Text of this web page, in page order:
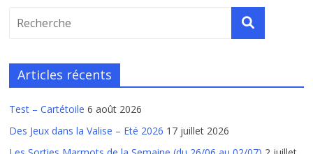
Articles récents
Test – Cartétoile 6 août 2026
Des Jeux dans la Valise – Eté 2026 17 juillet 2026